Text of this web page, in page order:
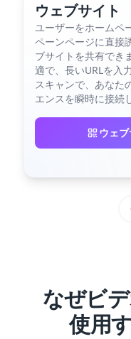
ウェブサイト
ユーザーをホームペ
ペーンページに直接
ブサイトを共有でき
適で、長いURLを入
スキャンで、あなた
エンスを瞬時に接続
ウェ
なぜビ
使用